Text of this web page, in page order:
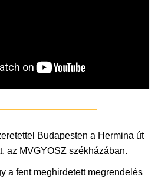
Budapesten a Hermina út
az MVGYOSZ székházában.
a fent meghirdetett megrendelés